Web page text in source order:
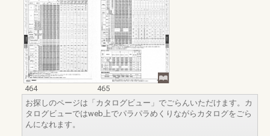
464
465
お探しのページは「カタログビュー」でごらんいただけます。カ
タログビューではweb上でパラパラめくりながらカタログをごら
んになれます。